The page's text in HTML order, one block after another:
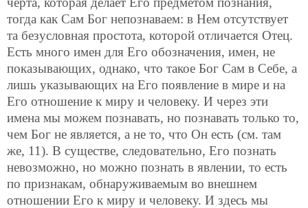
тогда как Сам Бог непознаваем: в Нем отсутствует
та безусловная простота, которой отличается Отец.
Есть много имен для Его обозначения, имен, не
показывающих, однако, что такое Бог Сам в Себе, а
лишь указывающих на Его появление в мире и на
Его отношение к миру и человеку. И через эти
имена мы можем познавать, но познавать только то,
чем Бог не является, а не то, что Он есть (см. там
же, 11). В существе, следовательно, Его познать
невозможно, но можно познать в явлении, то есть
по признакам, обнаруживаемым во внешнем
отношении Его к миру и человеку. И здесь мы